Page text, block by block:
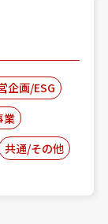
企画/ESG
業
共通/その他